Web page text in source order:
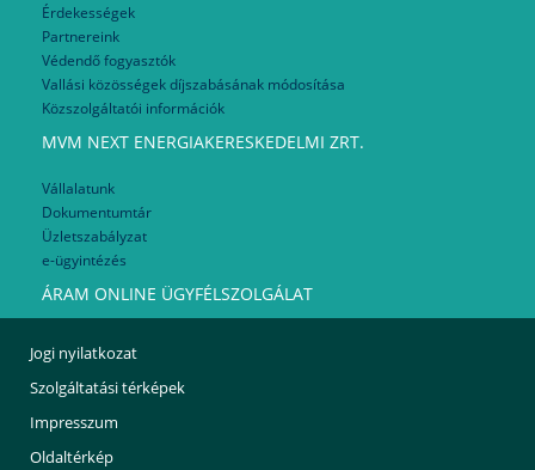
Érdekességek
Partnereink
Védendő fogyasztók
Vallási közösségek díjszabásának módosítása
Közszolgáltatói információk
MVM NEXT ENERGIAKERESKEDELMI ZRT.
Vállalatunk
Dokumentumtár
Üzletszabályzat
e-ügyintézés
ÁRAM ONLINE ÜGYFÉLSZOLGÁLAT
Jogi nyilatkozat
Szolgáltatási térképek
Impresszum
Oldaltérkép